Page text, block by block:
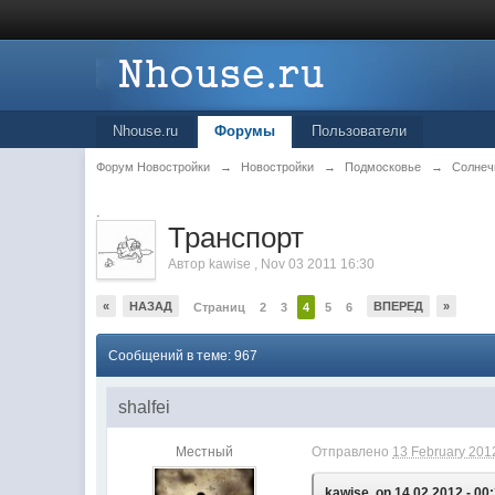
Nhouse.ru Форумы Пользователи
Форум Новостройки → Новостройки → Подмосковье →
.
Транспорт
Автор kawise , Nov 03 2011 16:30
« НАЗАД Страниц 2 3 4 5 6 ВПЕРЕД »
Сообщений в теме: 967
shalfei
Местный Отправлено 13 February